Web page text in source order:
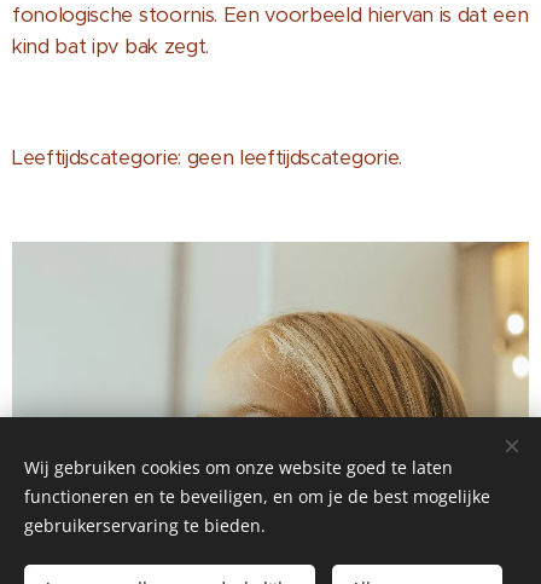
fonologische stoornis. Een voorbeeld hiervan is dat een
kind bat ipv bak zegt.
Leeftijdscategorie: geen leeftijdscategorie.
Wij gebruiken cookies om onze website goed te laten
functioneren en te beveiligen, en om je de best mogelijke
gebruikerservaring te bieden.